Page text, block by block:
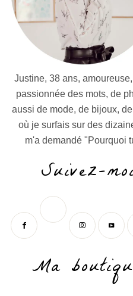
Justine, 38 ans,
passionnée des mots, de
aussi de mode, de bijoux,
où je surfais sur des
m'a demandé "Pourquoi
Suivez-
Ma